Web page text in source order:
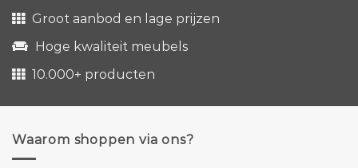
Groot aanbod en lage prijzen
Hoge kwaliteit meubels
10.000+ producten
Waarom shoppen via ons?